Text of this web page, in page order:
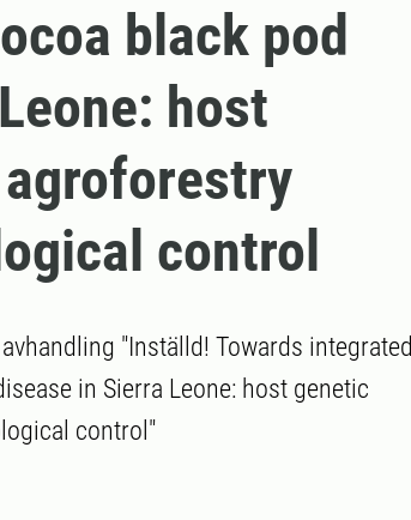
black pod
host
control
"Inställd! Towards integrated
in Sierra Leone: host genetic
control"